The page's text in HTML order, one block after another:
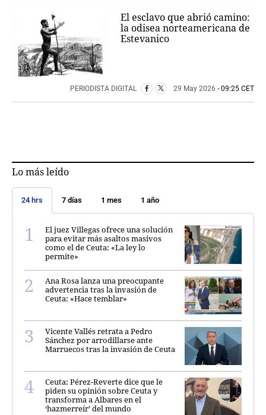
El esclavo que abrió camino:
la odisea norteamericana de
Estevanico
PERIODISTA DIGITAL 29 May 2026 - 09:25 CET
Lo más leído
24 hrs 7 días 1 mes 1 año
El juez Villegas ofrece una solución
para evitar más asaltos masivos
como el de Ceuta: «La ley lo
permite»
Ana Rosa lanza una preocupante
advertencia tras la invasión de
Ceuta: «Hace temblar»
Vicente Vallés retrata a Pedro
Sánchez por arrodillarse ante
Marruecos tras la invasión de Ceuta
Ceuta: Pérez-Reverte dice que le
piden su opinión sobre Ceuta y
transforma a Albares en el
‘hazmerreír’ del mundo